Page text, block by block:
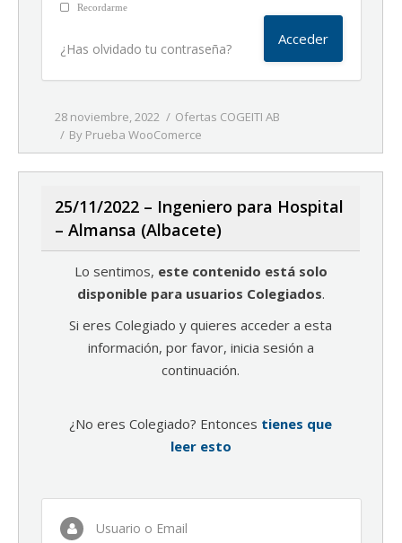
Recordarme
¿Has olvidado tu contraseña?
28 noviembre, 2022
Ofertas COGEITI AB
By Prueba WooComerce
25/11/2022 – Ingeniero para Hospital
– Almansa (Albacete)
Lo sentimos, este contenido está solo
disponible para usuarios Colegiados.
Si eres Colegiado y quieres acceder a esta
información, por favor, inicia sesión a
continuación.
¿No eres Colegiado? Entonces tienes que
leer esto
Usuario o Email